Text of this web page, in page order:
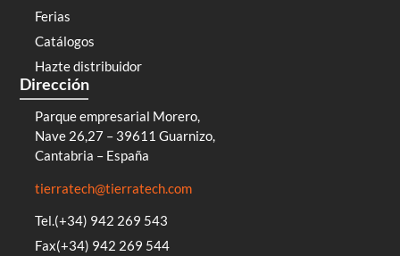
Ferias
Catálogos
Hazte distribuidor
Dirección
Parque empresarial Morero,
Nave 26,27 – 39611 Guarnizo,
Cantabria – España
tierratech@tierratech.com
Tel.(+34) 942 269 543
Fax(+34) 942 269 544